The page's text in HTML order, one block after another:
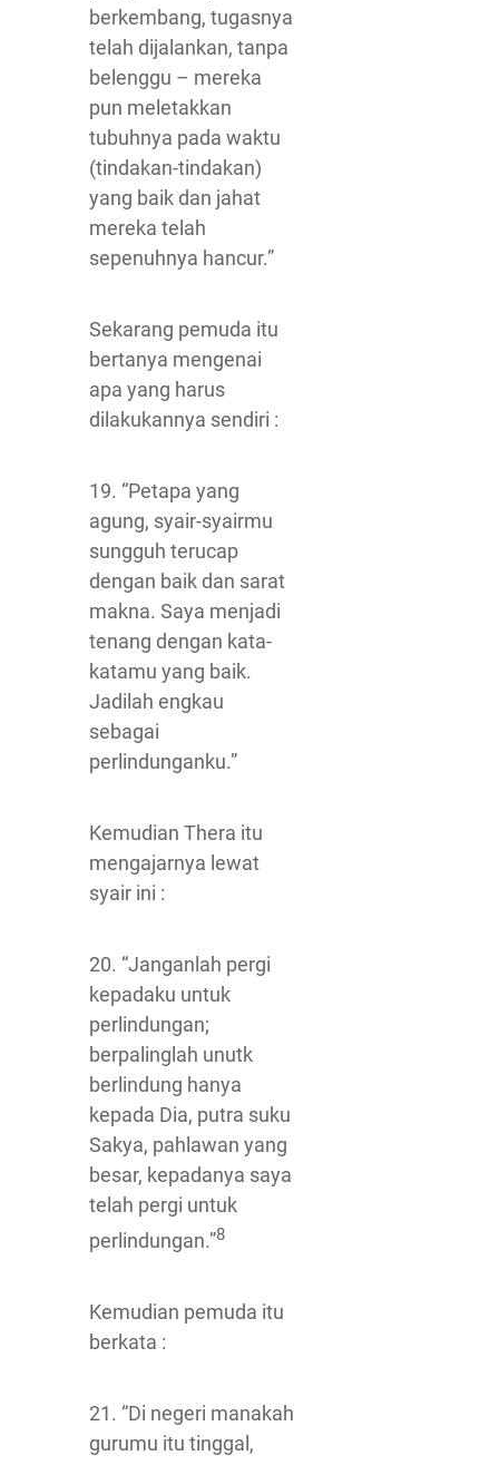
berkembang, tugasnya
telah dijalankan, tanpa
belenggu – mereka
pun meletakkan
tubuhnya pada waktu
(tindakan-tindakan)
yang baik dan jahat
mereka telah
sepenuhnya hancur.”
Sekarang pemuda itu
bertanya mengenai
apa yang harus
dilakukannya sendiri :
19. “Petapa yang
agung, syair-syairmu
sungguh terucap
dengan baik dan sarat
makna. Saya menjadi
tenang dengan kata-
katamu yang baik.
Jadilah engkau
sebagai
perlindunganku.”
Kemudian Thera itu
mengajarnya lewat
syair ini :
20. “Janganlah pergi
kepadaku untuk
perlindungan;
berpalinglah unutk
berlindung hanya
kepada Dia, putra suku
Sakya, pahlawan yang
besar, kepadanya saya
telah pergi untuk
perlindungan.”8
Kemudian pemuda itu
berkata :
21. “Di negeri manakah
gurumu itu tinggal,